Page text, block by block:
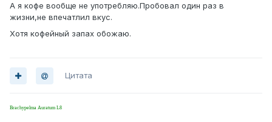
А я кофе вообще не употребляю.Пробовал один раз в
жизни,не впечатлил вкус.
Хотя кофейный запах обожаю.
Цитата
Brachypelma Auratum L8